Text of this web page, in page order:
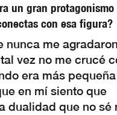
un gran
con esa figura?
nunca me
vez no me crucé
era más pequeña
en mí siento que
dualidad que no sé